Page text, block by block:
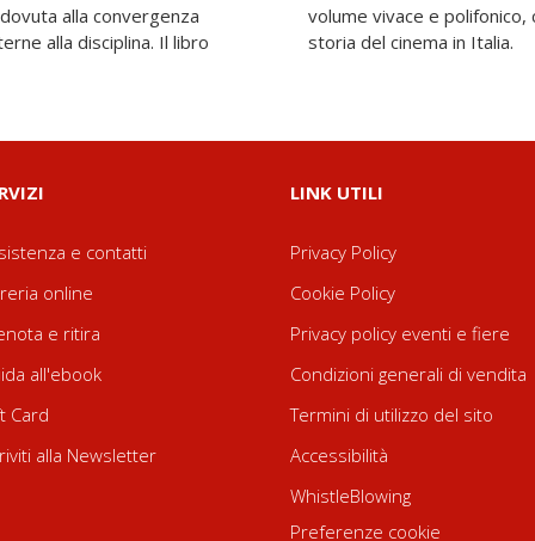
alla convergenza
alla disciplina. Il libro
i modi in cui oggi si fa
storia del cinema in Italia.
e contatti
online
e ritira
all'ebook
Card
alla Newsletter
LINK UTILI
Privacy Policy
Cookie Policy
Privacy policy eventi e fiere
Condizioni generali di vendita
Termini di utilizzo del sito
Accessibilità
WhistleBlowing
Preferenze cookie